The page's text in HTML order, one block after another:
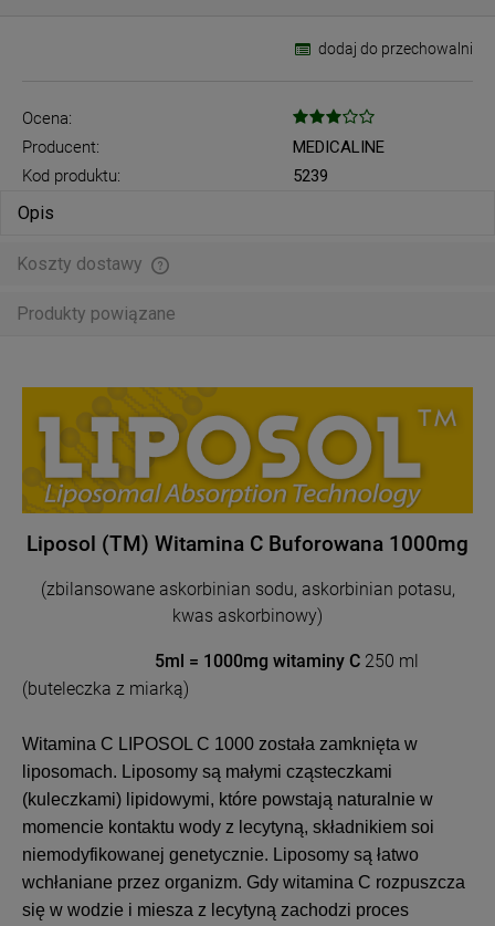
dodaj do przechowalni
Ocena:
Producent:
MEDICALINE
Kod produktu:
5239
Opis
Koszty dostawy
Produkty powiązane
Liposol (TM) Witamina C Buforowana 1000mg
(zbilansowane askorbinian sodu, askorbinian potasu,
kwas askorbinowy)
5ml = 1000mg witaminy C 250 ml
(buteleczka z miarką)
Witamina C LIPOSOL C 1000 została zamknięta w
liposomach. Liposomy są małymi cząsteczkami
(kuleczkami) lipidowymi, które powstają naturalnie w
momencie kontaktu wody z lecytyną, składnikiem soi
niemodyfikowanej genetycznie. Liposomy są łatwo
wchłaniane przez organizm. Gdy witamina C rozpuszcza
się w wodzie i miesza z lecytyną zachodzi proces